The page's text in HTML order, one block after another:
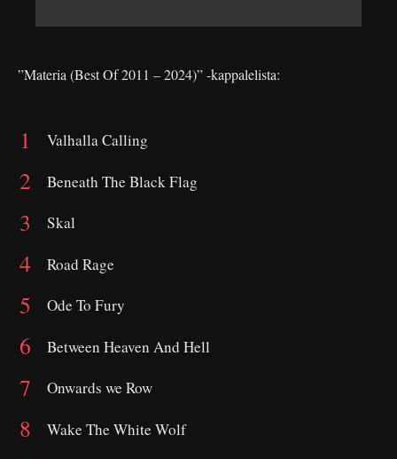
”Materia (Best Of 2011 – 2024)” -kappalelista:
Valhalla Calling
Beneath The Black Flag
Skal
Road Rage
Ode To Fury
Between Heaven And Hell
Onwards we Row
Wake The White Wolf